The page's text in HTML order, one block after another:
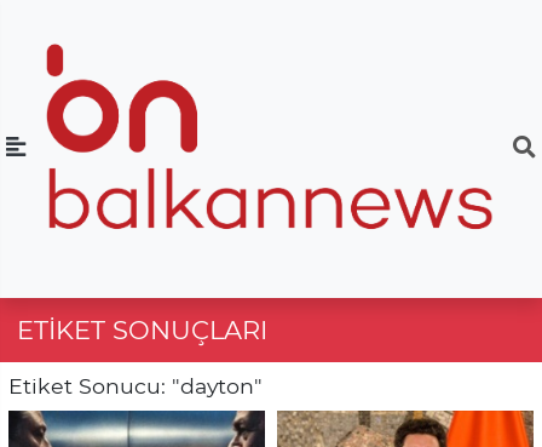
ETIKET SONUÇLARI
Etiket Sonucu: "dayton"